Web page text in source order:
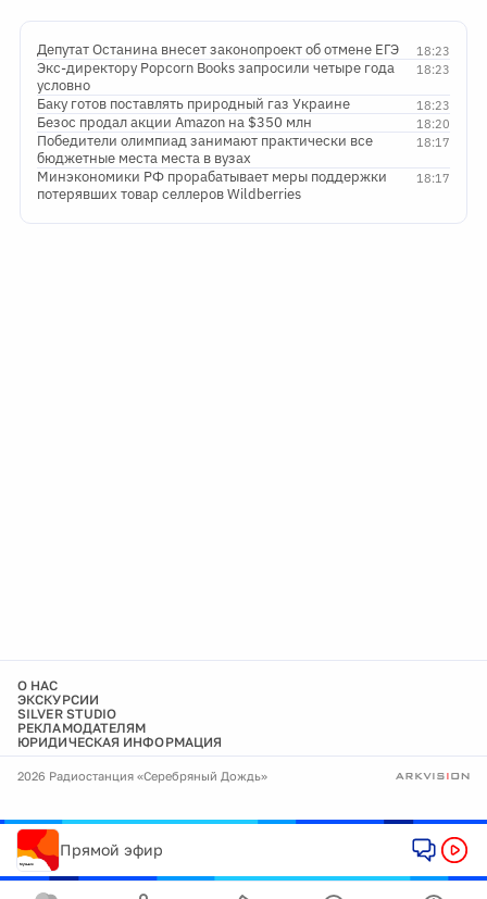
18:23
Депутат Останина внесет законопроект об отмене ЕГЭ
18:23
Экс-директору Popcorn Books запросили четыре года
условно
18:23
Баку готов поставлять природный газ Украине
18:20
Безос продал акции Amazon на $350 млн
18:17
Победители олимпиад занимают практически все
бюджетные места места в вузах
18:17
Минэкономики РФ прорабатывает меры поддержки
потерявших товар селлеров Wildberries
О НАС
ЭКСКУРСИИ
SILVER STUDIO
РЕКЛАМОДАТЕЛЯМ
ЮРИДИЧЕСКАЯ ИНФОРМАЦИЯ
2026 Радиостанция «Серебряный Дождь»
Прямой эфир